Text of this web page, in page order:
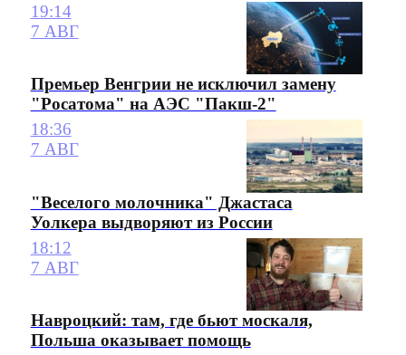
19:14
7 АВГ
Премьер Венгрии не исключил замену
"Росатома" на АЭС "Пакш-2"
18:36
7 АВГ
"Веселого молочника" Джастаса
Уолкера выдворяют из России
18:12
7 АВГ
Навроцкий: там, где бьют москаля,
Польша оказывает помощь